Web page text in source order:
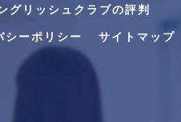
グリッシュクラブの評判
シーポリシー サイトマップ